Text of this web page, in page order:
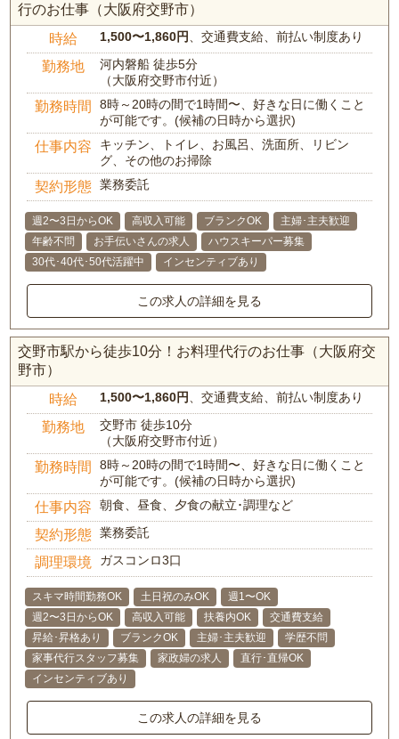
行のお仕事（大阪府交野市）
時給 1,500〜1,860円 、交通費支給、前払い制度あり
勤務地
河内磐船 徒歩5分
（大阪府交野市付近）
勤務時間
8時～20時の間で1時間〜、好きな日に働くこと
が可能です。(候補の日時から選択)
仕事内容
キッチン、トイレ、お風呂、洗面所、リビン
グ、その他のお掃除
契約形態 業務委託
週2〜3日からOK 高収入可能 ブランクOK
主婦･主夫歓迎
年齢不問
お手伝いさんの求人
ハウスキーパー募集
30代･40代･50代活躍中
インセンティブあり
この求人の詳細を見る
交野市駅から徒歩10分！お料理代行のお仕事（大阪府交
野市）
時給 1,500〜1,860円 、交通費支給、前払い制度あり
勤務地
交野市 徒歩10分
（大阪府交野市付近）
勤務時間
8時～20時の間で1時間〜、好きな日に働くこと
が可能です。(候補の日時から選択)
仕事内容 朝食、昼食、夕食の献立･調理など
契約形態 業務委託
調理環境 ガスコンロ3口
スキマ時間勤務OK 土日祝のみOK
週1〜OK
週2〜3日からOK
高収入可能 扶養内OK
交通費支給
昇給･昇格あり
ブランクOK 主婦･主夫歓迎
学歴不問
家事代行スタッフ募集
家政婦の求人
直行･直帰OK
インセンティブあり
この求人の詳細を見る